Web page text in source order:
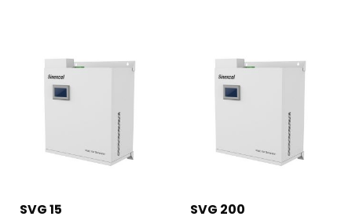
SVG 15 SVG 200